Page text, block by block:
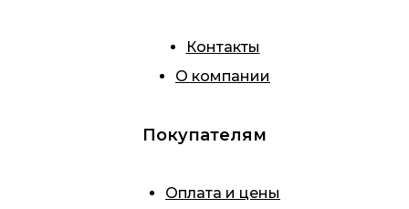
Контакты
О компании
Покупателям
Оплата и цены